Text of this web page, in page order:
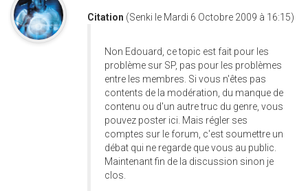
Citation (Senki le Mardi 6 Octobre 2009 à 16:15)
Non Edouard, ce topic est fait pour les
problème sur SP, pas pour les problèmes
entre les membres. Si vous n'êtes pas
contents de la modération, du manque de
contenu ou d'un autre truc du genre, vous
pouvez poster ici. Mais régler ses
comptes sur le forum, c'est soumettre un
débat qui ne regarde que vous au public.
Maintenant fin de la discussion sinon je
clos.